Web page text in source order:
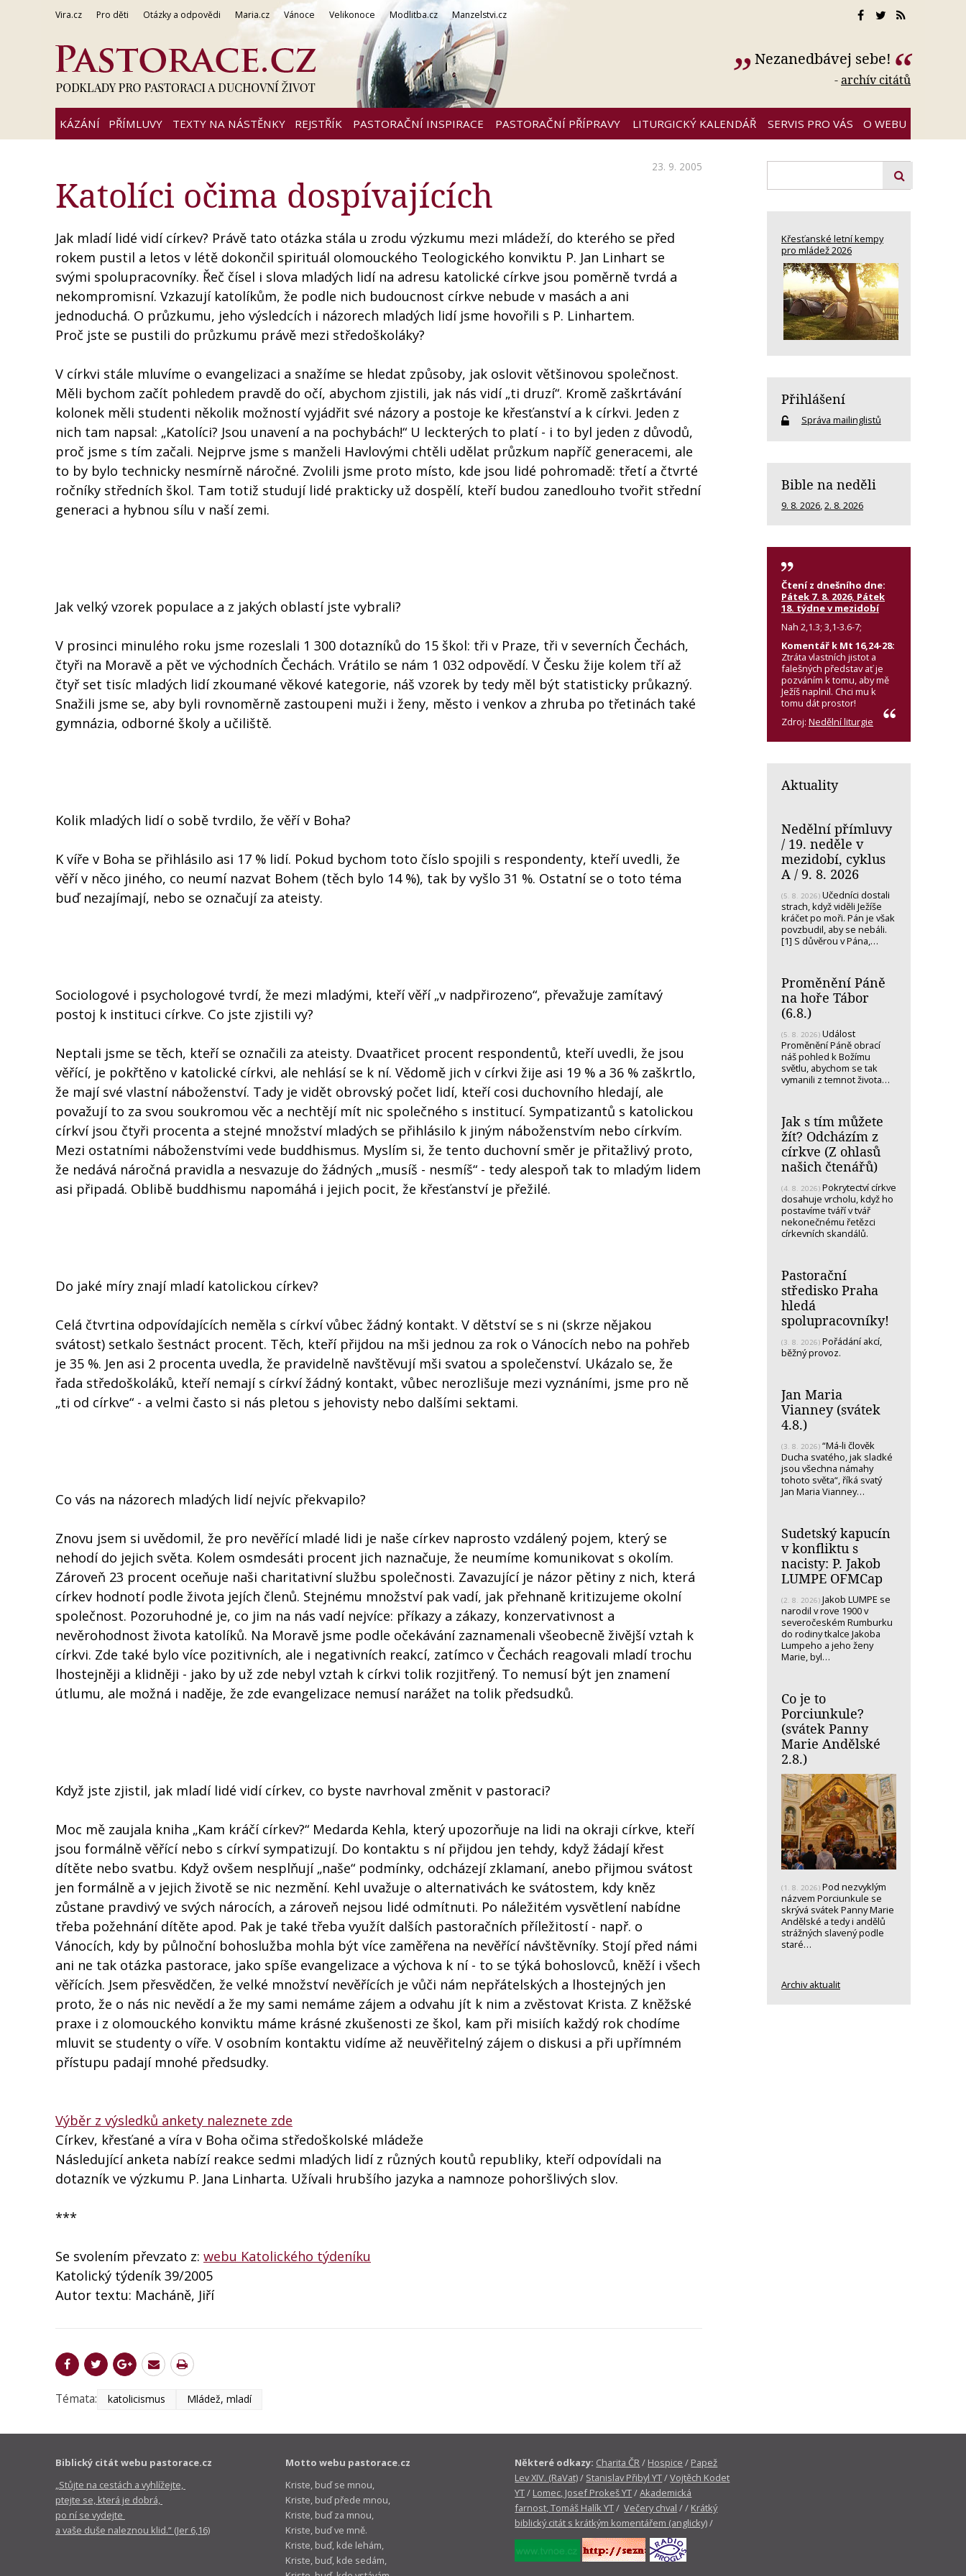
Vira.cz Pro děti Otázky a odpovědi Maria.cz Vánoce Velikonoce Modlitba.cz Manzelstvi.cz
Nezanedbávej sebe!
-archív citátů
KÁZÁNÍ PŘÍMLUVY TEXTY NA NÁSTĚNKY REJSTŘÍK PASTORAČNÍ INSPIRACE PASTORAČNÍ PŘÍPRAVY LITURGICKÝ KALENDÁŘ SERVIS PRO VÁS O WEBU
23. 9. 2005
Katolíci očima dospívajících
Jak mladí lidé vidí církev? Právě tato otázka stála u zrodu výzkumu mezi mládeží, do kterého se před
rokem pustil a letos v létě dokončil spirituál olomouckého Teologického konviktu P. Jan Linhart se
svými spolupracovníky. Řeč čísel i slova mladých lidí na adresu katolické církve jsou poměrně tvrdá a
nekompromisní. Vzkazují katolíkům, že podle nich budoucnost církve nebude v masách a ani
jednoduchá. O průzkumu, jeho výsledcích i názorech mladých lidí jsme hovořili s P. Linhartem.
Proč jste se pustili do průzkumu právě mezi středoškoláky?
V církvi stále mluvíme o evangelizaci a snažíme se hledat způsoby, jak oslovit většinovou společnost.
Měli bychom začít pohledem pravdě do očí, abychom zjistili, jak nás vidí „ti druzí“. Kromě zaškrtávání
kolonek měli studenti několik možností vyjádřit své názory a postoje ke křesťanství a k církvi. Jeden z
nich tam napsal: „Katolíci? Jsou unavení a na pochybách!“ U leckterých to platí - i to byl jeden z důvodů,
proč jsme s tím začali. Nejprve jsme s manželi Havlovými chtěli udělat průzkum napříč generacemi, ale
to by bylo technicky nesmírně náročné. Zvolili jsme proto místo, kde jsou lidé pohromadě: třetí a čtvrté
ročníky středních škol. Tam totiž studují lidé prakticky už dospělí, kteří budou zanedlouho tvořit střední
generaci a hybnou sílu v naší zemi.
Jak velký vzorek populace a z jakých oblastí jste vybrali?
V prosinci minulého roku jsme rozeslali 1 300 dotazníků do 15 škol: tři v Praze, tři v severních Čechách,
čtyři na Moravě a pět ve východních Čechách. Vrátilo se nám 1 032 odpovědí. V Česku žije kolem tří až
čtyř set tisíc mladých lidí zkoumané věkové kategorie, náš vzorek by tedy měl být statisticky průkazný.
Snažili jsme se, aby byli rovnoměrně zastoupeni muži i ženy, město i venkov a zhruba po třetinách také
gymnázia, odborné školy a učiliště.
Kolik mladých lidí o sobě tvrdilo, že věří v Boha?
K víře v Boha se přihlásilo asi 17 % lidí. Pokud bychom toto číslo spojili s respondenty, kteří uvedli, že
věří v něco jiného, co neumí nazvat Bohem (těch bylo 14 %), tak by vyšlo 31 %. Ostatní se o toto téma
buď nezajímají, nebo se označují za ateisty.
Sociologové i psychologové tvrdí, že mezi mladými, kteří věří „v nadpřirozeno“, převažuje zamítavý
postoj k instituci církve. Co jste zjistili vy?
Neptali jsme se těch, kteří se označili za ateisty. Dvaatřicet procent respondentů, kteří uvedli, že jsou
věřící, je pokřtěno v katolické církvi, ale nehlásí se k ní. Vědomě jich v církvi žije asi 19 % a 36 % zaškrtlo,
že mají své vlastní náboženství. Tady je vidět obrovský počet lidí, kteří cosi duchovního hledají, ale
považují to za svou soukromou věc a nechtějí mít nic společného s institucí. Sympatizantů s katolickou
církví jsou čtyři procenta a stejné množství mladých se přihlásilo k jiným náboženstvím nebo církvím.
Mezi ostatními náboženstvími vede buddhismus. Myslím si, že tento duchovní směr je přitažlivý proto,
že nedává náročná pravidla a nesvazuje do žádných „musíš - nesmíš“ - tedy alespoň tak to mladým lidem
asi připadá. Oblibě buddhismu napomáhá i jejich pocit, že křesťanství je přežilé.
Do jaké míry znají mladí katolickou církev?
Celá čtvrtina odpovídajících neměla s církví vůbec žádný kontakt. V dětství se s ni (skrze nějakou
svátost) setkalo šestnáct procent. Těch, kteří přijdou na mši jednou za rok o Vánocích nebo na pohřeb
je 35 %. Jen asi 2 procenta uvedla, že pravidelně navštěvují mši svatou a společenství. Ukázalo se, že
řada středoškoláků, kteří nemají s církví žádný kontakt, vůbec nerozlišuje mezi vyznáními, jsme pro ně
„ti od církve“ - a velmi často si nás pletou s jehovisty nebo dalšími sektami.
Co vás na názorech mladých lidí nejvíc překvapilo?
Znovu jsem si uvědomil, že pro nevěřící mladé lidi je naše církev naprosto vzdálený pojem, který se
nehodí do jejich světa. Kolem osmdesáti procent jich naznačuje, že neumíme komunikovat s okolím.
Zároveň 23 procent oceňuje naši charitativní službu společnosti. Zavazující je názor pětiny z nich, která
církev hodnotí podle života jejích členů. Stejnému množství pak vadí, jak přehnaně kritizujeme okolní
společnost. Pozoruhodné je, co jim na nás vadí nejvíce: příkazy a zákazy, konzervativnost a
nevěrohodnost života katolíků. Na Moravě jsme podle očekávání zaznamenali všeobecně živější vztah k
církvi. Zde také bylo více pozitivních, ale i negativních reakcí, zatímco v Čechách reagovali mladí trochu
lhostejněji a klidněji - jako by už zde nebyl vztah k církvi tolik rozjitřený. To nemusí být jen znamení
útlumu, ale možná i naděje, že zde evangelizace nemusí narážet na tolik předsudků.
Když jste zjistil, jak mladí lidé vidí církev, co byste navrhoval změnit v pastoraci?
Moc mě zaujala kniha „Kam kráčí církev?“ Medarda Kehla, který upozorňuje na lidi na okraji církve, kteří
jsou formálně věřící nebo s církví sympatizují. Do kontaktu s ní přijdou jen tehdy, když žádají křest
dítěte nebo svatbu. Když ovšem nesplňují „naše“ podmínky, odcházejí zklamaní, anebo přijmou svátost
jen formálně a v jejich životě se nic nezmění. Kehl uvažuje o alternativách ke svátostem, kdy kněz
zůstane pravdivý ve svých nárocích, a zároveň nejsou lidé odmítnuti. Po náležitém vysvětlení nabídne
třeba požehnání dítěte apod. Pak je také třeba využít dalších pastoračních příležitostí - např. o
Vánocích, kdy by půlnoční bohoslužba mohla být více zaměřena na nevěřící návštěvníky. Stojí před námi
ani ne tak otázka pastorace, jako spíše evangelizace a výchova k ní - to se týká bohoslovců, kněží i všech
věřících. Jsem přesvědčen, že velké množství nevěřících je vůči nám nepřátelských a lhostejných jen
proto, že o nás nic nevědí a že my sami nemáme zájem a odvahu jít k nim a zvěstovat Krista. Z kněžské
praxe i z olomouckého konviktu máme krásné zkušenosti ze škol, kam při misiích každý rok chodíme
mluvit se studenty o víře. V osobním kontaktu vidíme až neuvěřitelný zájem o diskusi a při upřímném
přístupu padají mnohé předsudky.
Výběr z výsledků ankety naleznete zde
Církev, křesťané a víra v Boha očima středoškolské mládeže
Následující anketa nabízí reakce sedmi mladých lidí z různých koutů republiky, kteří odpovídali na
dotazník ve výzkumu P. Jana Linharta. Užívali hrubšího jazyka a namnoze pohoršlivých slov.
***
Se svolením převzato z: webu Katolického týdeníku
Katolický týdeník 39/2005
Autor textu: Macháně, Jiří
Témata: katolicismus Mládež, mladí
Křesťanské letní kempy
pro mládež 2026
Přihlášení
Správa mailinglistů
Bible na neděli
9. 8. 2026 2. 8. 2026
Čtení z dnešního dne:
Pátek 7. 8. 2026, Pátek
18. týdne v mezidobí
Nah 2,1.3; 3,1-3.6-7;
Komentář k Mt 16,24-28:
Ztráta vlastních jistot a
falešných představ ať je
pozváním k tomu, aby mě
Ježíš naplnil. Chci mu k
tomu dát prostor!
Zdroj: Nedělní liturgie
Aktuality
Nedělní přímluvy
/ 19. neděle v
mezidobí, cyklus
A / 9. 8. 2026
(5. 8. 2026) Učedníci dostali
strach, když viděli Ježíše
kráčet po moři. Pán je však
povzbudil, aby se nebáli.
[1] S důvěrou v Pána,…
Proměnění Páně
na hoře Tábor
(6.8.)
(5. 8. 2026) Událost
Proměnění Páně obrací
náš pohled k Božímu
světlu, abychom se tak
vymanili z temnot života…
Jak s tím můžete
žít? Odcházím z
církve (Z ohlasů
našich čtenářů)
(4. 8. 2026) Pokrytectví církve
dosahuje vrcholu, když ho
postavíme tváří v tvář
nekonečnému řetězci
církevních skandálů.
Pastorační
středisko Praha
hledá
spolupracovníky!
(3. 8. 2026) Pořádání akcí,
běžný provoz.
Jan Maria
Vianney (svátek
4.8.)
(3. 8. 2026) “Má-li člověk
Ducha svatého, jak sladké
jsou všechna námahy
tohoto světa“, říká svatý
Jan Maria Vianney…
Sudetský kapucín
v konfliktu s
nacisty: P. Jakob
LUMPE OFMCap
(2. 8. 2026) Jakob LUMPE se
narodil v rove 1900 v
severočeském Rumburku
do rodiny tkalce Jakoba
Lumpeho a jeho ženy
Marie, byl…
Co je to
Porciunkule?
(svátek Panny
Marie Andělské
2.8.)
(1. 8. 2026) Pod nezvyklým
názvem Porciunkule se
skrývá svátek Panny Marie
Andělské a tedy i andělů
strážných slavený podle
staré…
Archiv aktualit
Biblický citát webu pastorace.cz
„Stůjte na cestách a vyhlížejte,
ptejte se, která je dobrá,
po ní se vydejte
a vaše duše naleznou klid.“ (Jer 6,16)
Motto webu pastorace.cz
Kriste, buď se mnou,
Kriste, buď přede mnou,
Kriste, buď za mnou,
Kriste, buď ve mně.
Kriste, buď, kde lehám,
Kriste, buď, kde sedám,
Některé odkazy: Charita ČR/ Hospice / Papež
Lev XIV. (RaVat)/ Stanislav Přibyl YT/Vojtěch Kodet
YT/ Lomec, Josef Prokeš YT/Akademická
farnost, Tomáš Halík YT/Večery chval / / Krátký
biblický citát s krátkým komentářem (anglicky)/